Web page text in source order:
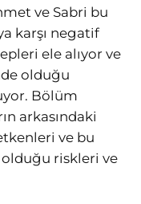
ve Sabri bu
karşı negatif
ele alıyor ve
olduğu
Bölüm
arkasındaki
ve bu
olduğu riskleri ve